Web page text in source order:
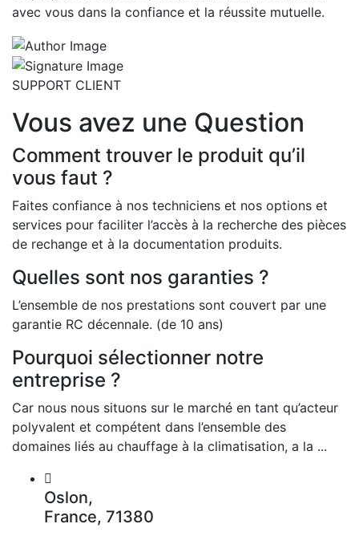
avec vous dans la confiance et la réussite mutuelle.
SUPPORT CLIENT
Vous avez une Question
Comment trouver le produit qu’il
vous faut ?
Faites confiance à nos techniciens et nos options et
services pour faciliter l’accès à la recherche des pièces
de rechange et à la documentation produits.
Quelles sont nos garanties ?
L’ensemble de nos prestations sont couvert par une
garantie RC décennale. (de 10 ans)
Pourquoi sélectionner notre
entreprise ?
Car nous nous situons sur le marché en tant qu’acteur
polyvalent et compétent dans l’ensemble des
domaines liés au chauffage à la climatisation, a la ...
Oslon,
France, 71380